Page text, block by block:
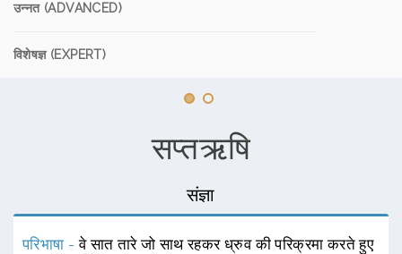
उन्नत (ADVANCED)
विशेषज्ञ (EXPERT)
सप्तऋषि
संज्ञा
परिभाषा -वे सात तारे जो साथ रहकर ध्रुव की परिक्रमा करते हुए